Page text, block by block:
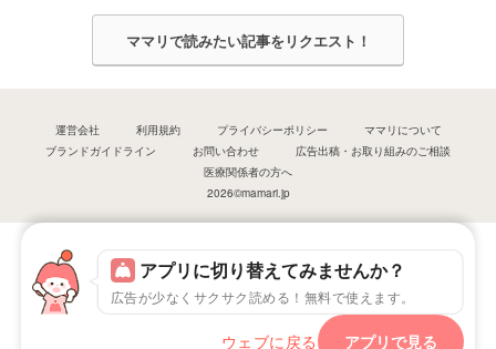
アプリに切り替えてみませんか？
広告が少なくサクサク読める！無料で使えます。
ウェブに戻る アプリで見る
ママリで読みたい記事をリクエスト！
運営会社 利用規約 プライバシーポリシー
ママリについて
ブランドガイドライン
お問い合わせ
広告出稿・お取り組みのご相談
医療関係者の方へ
2026©mamari.jp